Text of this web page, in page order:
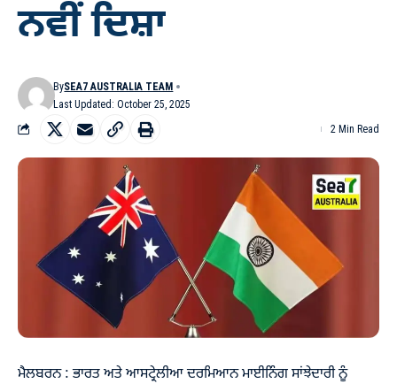
ਨਵੀਂ ਦਿਸ਼ਾ
Last Updated: October 25, 2025
BySEA7 AUSTRALIA TEAM
2 Min Read
ਮੈਲਬਰਨ : ਭਾਰਤ ਅਤੇ ਆਸਟ੍ਰੇਲੀਆ ਦਰਮਿਆਨ ਮਾਈਨਿੰਗ ਸਾਂਝੇਦਾਰੀ ਨੂੰ